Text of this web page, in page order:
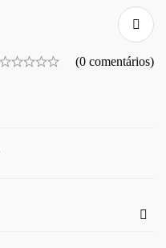
(0 comentários)